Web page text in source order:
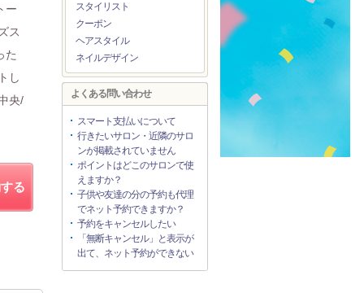
ー
ス
た
し
央/
る
スタイリスト
クーポン
ヘアスタイル
ネイルデザイン
よくある問い合わせ
スマート支払いについて
行きたいサロン・近隣のサロ
ンが掲載されていません
ポイントはどこのサロンで使
えますか？
子供や友達の分の予約も代理
でネット予約できますか？
予約をキャンセルしたい
「無断キャンセル」と表示が
出て、ネット予約ができない